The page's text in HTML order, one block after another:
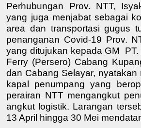
Perhubungan Prov. NTT,
yang juga menjabat sebagai
area dan transportasi gugus
penanganan Covid-19 Prov.
yang ditujukan kepada GM PT.
Ferry (Persero) Cabang
dan Cabang Selayar, nyatakan
kapal penumpang yang
perairan NTT mengangkut
angkut logistik. Larangan
13 April hingga 30 Mei